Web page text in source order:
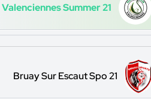
Valenciennes Summer 21
Bruay Sur Escaut Spo 21